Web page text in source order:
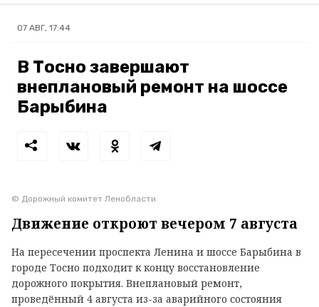
07 АВГ, 17:44
В Тосно завершают
внеплановый ремонт на шоссе
Барыбина
© Дорожный комитет Ленобласти
Движение откроют вечером 7 августа
На пересечении проспекта Ленина и шоссе Барыбина в
городе Тосно подходит к концу восстановление
дорожного покрытия. Внеплановый ремонт,
проведённый 4 августа из-за аварийного состояния